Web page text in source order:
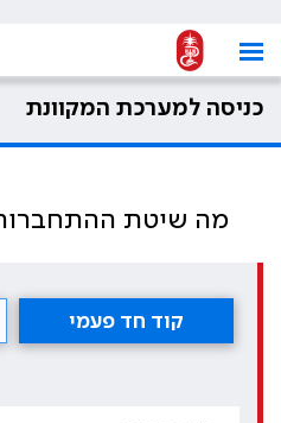
כניסה למערכת המקוונת
מה שיטת
קוד חד פעמי